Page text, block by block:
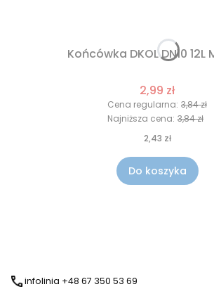
Końcówka DKOL DN10 12L
2,99 zł
Cena regularna: 3,84 zł
Najniższa cena: 3,84 zł
2,43 zł
Do koszyka
infolinia +48 67 350 53 69